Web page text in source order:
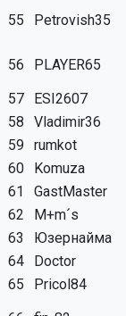
55
Petrovish35
56 PLAYER65
57
ESI2607
58
Vladimir36
59 rumkot
60
Komuza
61
GastMaster
62
M+m´s
63
Юзернайма
64
Doctor
65
Pricol84